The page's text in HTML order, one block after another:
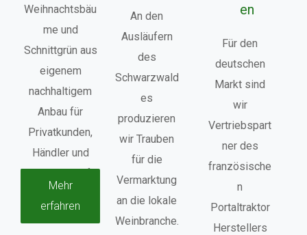
Weihnachtsbäu
me und
Schnittgrün aus
eigenem
nachhaltigem
Anbau für
Privatkunden,
Händler und
Wiederverkäufer
.
Mehr
erfahren
An den
Ausläufern
des
Schwarzwald
es
produzieren
wir Trauben
für die
Vermarktung
an die lokale
Weinbranche.
en
Für den
deutschen
Markt sind
wir
Vertriebspart
ner des
französische
n
Portaltraktor
Herstellers